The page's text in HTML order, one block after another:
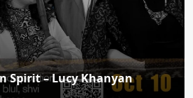
Spirit – Lucy Khanyan